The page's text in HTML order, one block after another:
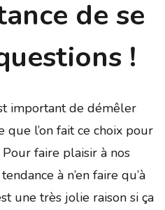
de se
!
important de démêler
l’on fait ce choix pour
faire plaisir à nos
à n’en faire qu’à
une très jolie raison si ça